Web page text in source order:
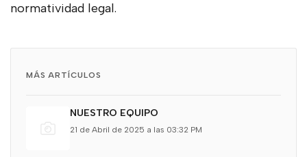
normatividad legal.
MÁS ARTÍCULOS
NUESTRO EQUIPO
21 de Abril de 2025 a las 03:32 PM